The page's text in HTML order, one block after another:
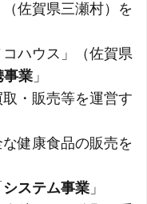
佐賀県三瀬村）を
ハウス」（佐賀県
事業 」
・販売等を運営す
健康食品の販売を
システム事業 」